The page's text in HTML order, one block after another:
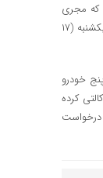
که مجری
طرح واردات خودرو وزارت صمت نیز است، از تمدید مهلت ثبت‌نام به مدت ۲ روز و تا ساعت ۲۳ و ۵۹ دقیقه روز یکشنبه (۱۷
پنج خودرو
کرده
درخواست